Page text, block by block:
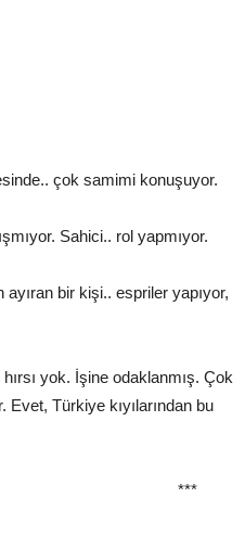
çok samimi konuşuyor.
Sahici.. rol yapmıyor.
bir kişi.. espriler yapıyor,
yok. İşine odaklanmış. Çok
Türkiye kıyılarından bu